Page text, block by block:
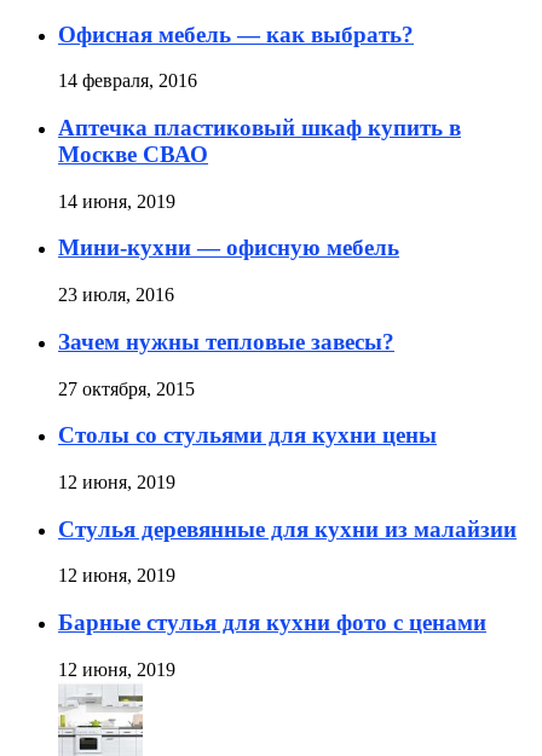
Офисная мебель — как выбрать?
14 февраля, 2016
Аптечка пластиковый шкаф купить в
Москве СВАО
14 июня, 2019
Мини-кухни — офисную мебель
23 июля, 2016
Зачем нужны тепловые завесы?
27 октября, 2015
Столы со стульями для кухни цены
12 июня, 2019
Стулья деревянные для кухни из малайзии
12 июня, 2019
Барные стулья для кухни фото с ценами
12 июня, 2019